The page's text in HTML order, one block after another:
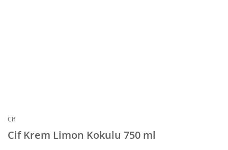
Cif
Cif Krem Limon Kokulu 750 ml